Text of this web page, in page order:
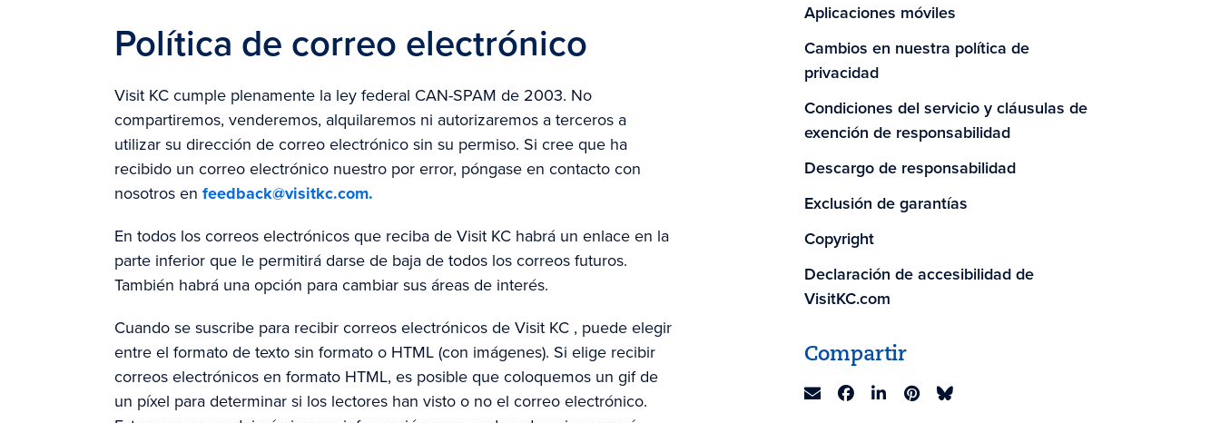
Política de correo electrónico
Visit KC cumple plenamente la ley federal CAN-SPAM de 2003. No
compartiremos, venderemos, alquilaremos ni autorizaremos a terceros a
utilizar su dirección de correo electrónico sin su permiso. Si cree que ha
recibido un correo electrónico nuestro por error, póngase en contacto con
nosotros en feedback@visitkc.com.
En todos los correos electrónicos que reciba de Visit KC habrá un enlace en la
parte inferior que le permitirá darse de baja de todos los correos futuros.
También habrá una opción para cambiar sus áreas de interés.
Cuando se suscribe para recibir correos electrónicos de Visit KC , puede elegir
entre el formato de texto sin formato o HTML (con imágenes). Si elige recibir
correos electrónicos en formato HTML, es posible que coloquemos un gif de
un píxel para determinar si los lectores han visto o no el correo electrónico.
Aplicaciones móviles
Cambios en nuestra política de
privacidad
Condiciones del servicio y cláusulas de
exención de responsabilidad
Descargo de responsabilidad
Exclusión de garantías
Copyright
Declaración de accesibilidad de
VisitKC.com
Compartir